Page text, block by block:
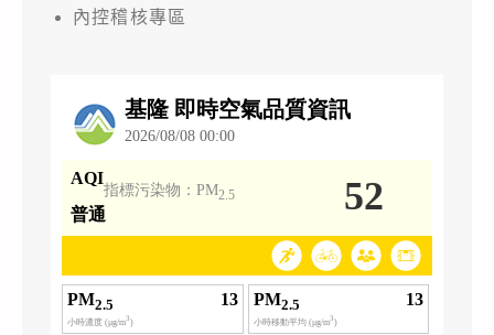
內控稽核專區